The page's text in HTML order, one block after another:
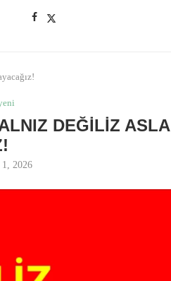
DEĞILIZ ASLA
1, 2026